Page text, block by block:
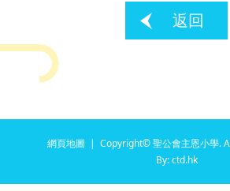
返回
網頁地圖 | Copyright© 聖公會主恩小學.
By: ctd.hk